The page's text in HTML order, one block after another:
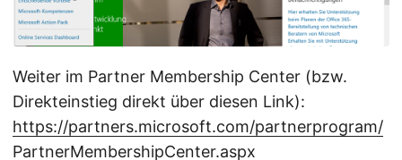
Weiter im Partner Membership Center (bzw.
Direkteinstieg direkt über diesen Link):
https://partners.microsoft.com/partnerprogram/
PartnerMembershipCenter.aspx